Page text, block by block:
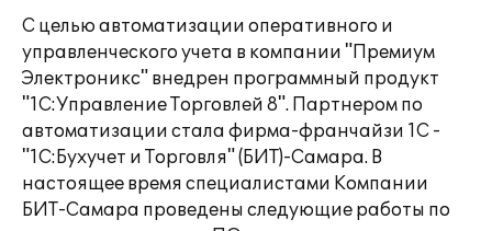
С целью автоматизации оперативного и
управленческого учета в компании "Премиум
Электроникс" внедрен программный продукт
"1С:Управление Торговлей 8". Партнером по
автоматизации стала фирма-франчайзи 1С -
"1С:Бухучет и Торговля" (БИТ)-Самара. В
настоящее время специалистами Компании
БИТ-Самара проведены следующие работы по